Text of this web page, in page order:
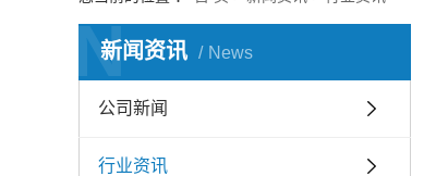
新闻资讯 News
N
公司新闻
行业资讯